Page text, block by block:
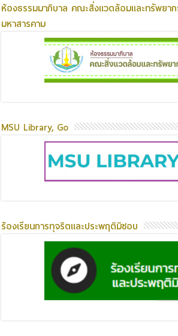
ห้องธรรมมาภิบาล คณะสิ่งแวดล้อมและทรัพยา
มหาสารคาม
MSU Library, Go
ร้องเรียนการทุจริตและประพฤติมิชอบ